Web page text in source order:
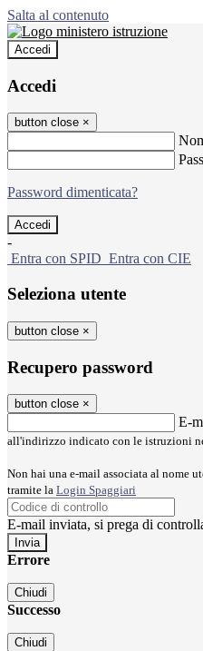
Salta al contenuto
Accedi
Accedi
button close ×
Password dimenticata?
-
Entra con SPID Entra con CIE
Seleziona utente
button close ×
Recupero password
button close ×
E-
all'indirizzo indicato con le istruzioni
Non hai una e-mail associata al nome
tramite la Login Spaggiari
E-mail inviata, si prega di
Errore
Chiudi
Successo
Chiudi